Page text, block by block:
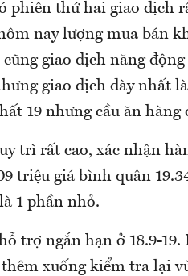
phiên thứ hai giao dịch
nay lượng mua bán
cũng giao dịch năng
giao dịch dày nhất
19 nhưng cầu ăn hàng
trì rất cao, xác nhận
triệu giá bình quân
1 phần nhỏ.
trợ ngắn hạn ở 18.9-
xuống kiểm tra lại